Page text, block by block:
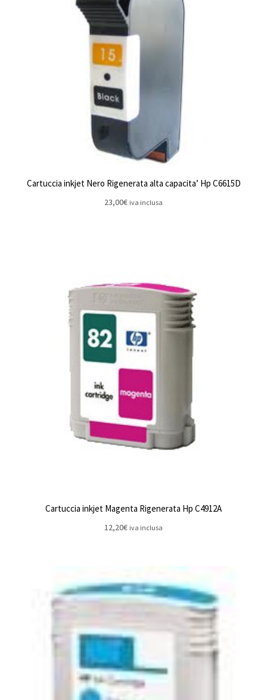
Cartuccia inkjet Nero Rigenerata alta capacita’ Hp C6615D
23,00€ iva inclusa
Cartuccia inkjet Magenta Rigenerata Hp C4912A
12,20€ iva inclusa